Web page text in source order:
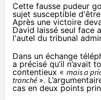
Cette fausse pudeur
sujet susceptible
Après une victoire
David laissé seul face
l'autel du tribunal
Dans un échange
a précisé qu’il n’avait
contentieux « mais a
tranché ».
cas en deux points